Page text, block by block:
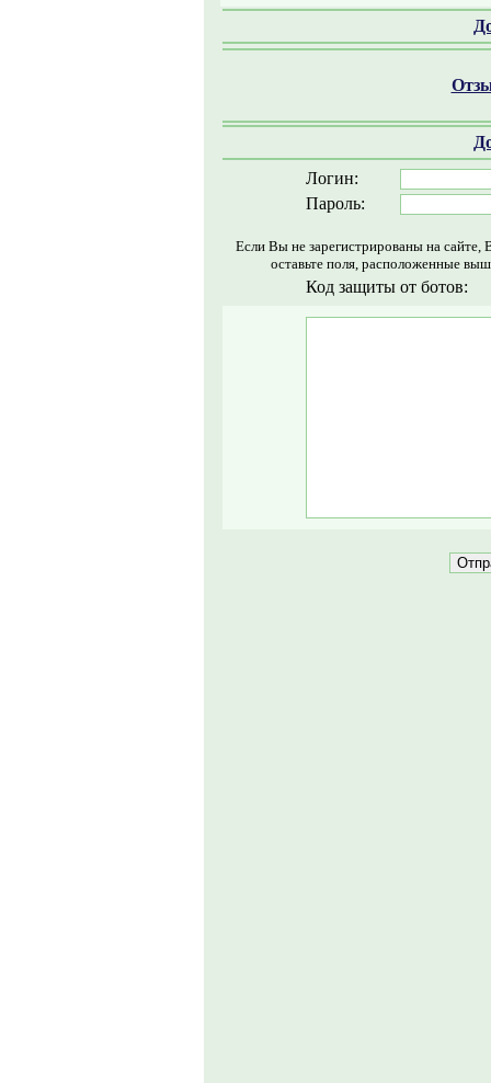
Логин:
Пароль:
Если Вы не зарегистрированы на
оставьте поля, расположенные
Код защиты от ботов: